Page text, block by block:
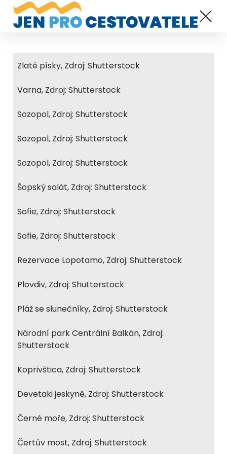
Zlaté písky, Zdroj: Shutterstock
Varna, Zdroj: Shutterstock
Sozopol, Zdroj: Shutterstock
Sozopol, Zdroj: Shutterstock
Sozopol, Zdroj: Shutterstock
Šopský salát, Zdroj: Shutterstock
Sofie, Zdroj: Shutterstock
Sofie, Zdroj: Shutterstock
Rezervace Lopotamo, Zdroj: Shutterstock
Plovdiv, Zdroj: Shutterstock
Pláž se slunečníky, Zdroj: Shutterstock
Národní park Centrální Balkán, Zdroj:
Shutterstock
Koprivštica, Zdroj: Shutterstock
Devetaki jeskyně, Zdroj: Shutterstock
Černé moře, Zdroj: Shutterstock
Čertův most, Zdroj: Shutterstock